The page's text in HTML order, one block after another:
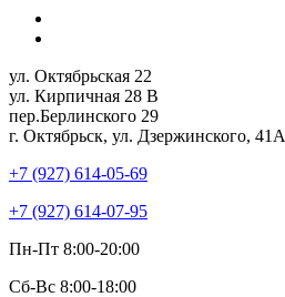
ул. Октябрьская 22
ул. Кирпичная 28 В
пер.Берлинского 29
г. Октябрьск, ул. Дзержинского, 41А
+7 (927) 614-05-69
+7 (927) 614-07-95
Пн-Пт 8:00-20:00
Сб-Вс 8:00-18:00